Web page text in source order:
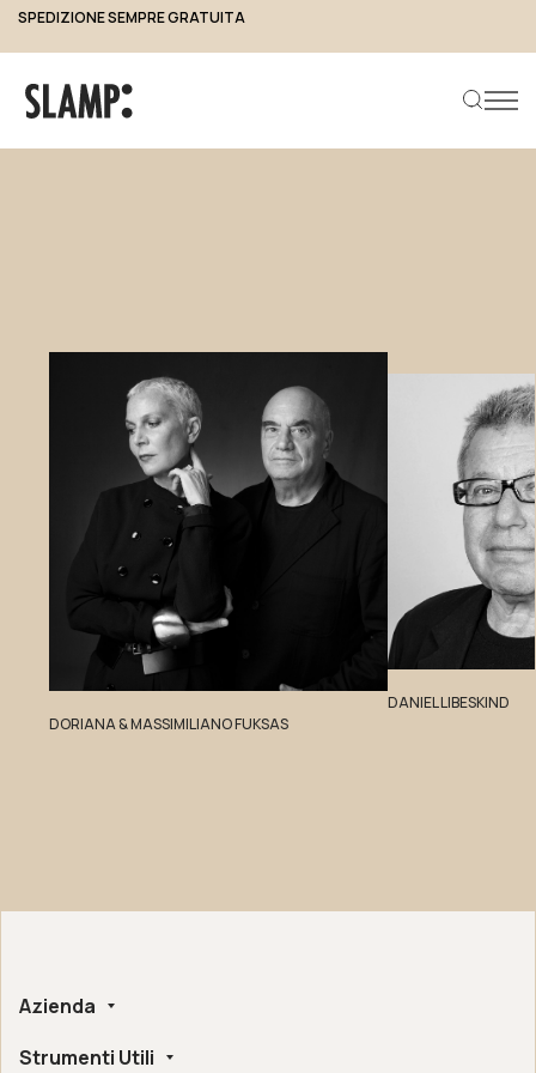
SPEDIZIONE SEMPRE GRATUITA
Designers
DORIANA & MASSIMILIANO FUKSAS
DANIEL LIBESKIND
Azienda
Chi siamo
Strumenti Utili